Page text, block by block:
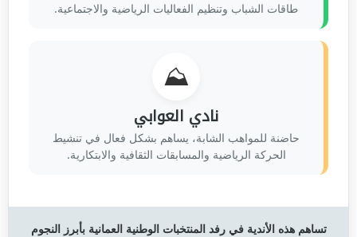
طاقات الشباب وتنظيم الفعاليات الرياضية والاجتماعية.
⛰️
نادي العوابي
حاضنة للمواهب الشابة، يساهم بشكل فعال في تنشيط
الحركة الرياضية والمسابقات الثقافية والابتكارية.
تساهم هذه الأندية في رفد المنتخبات الوطنية العمانية بأبرز النجوم